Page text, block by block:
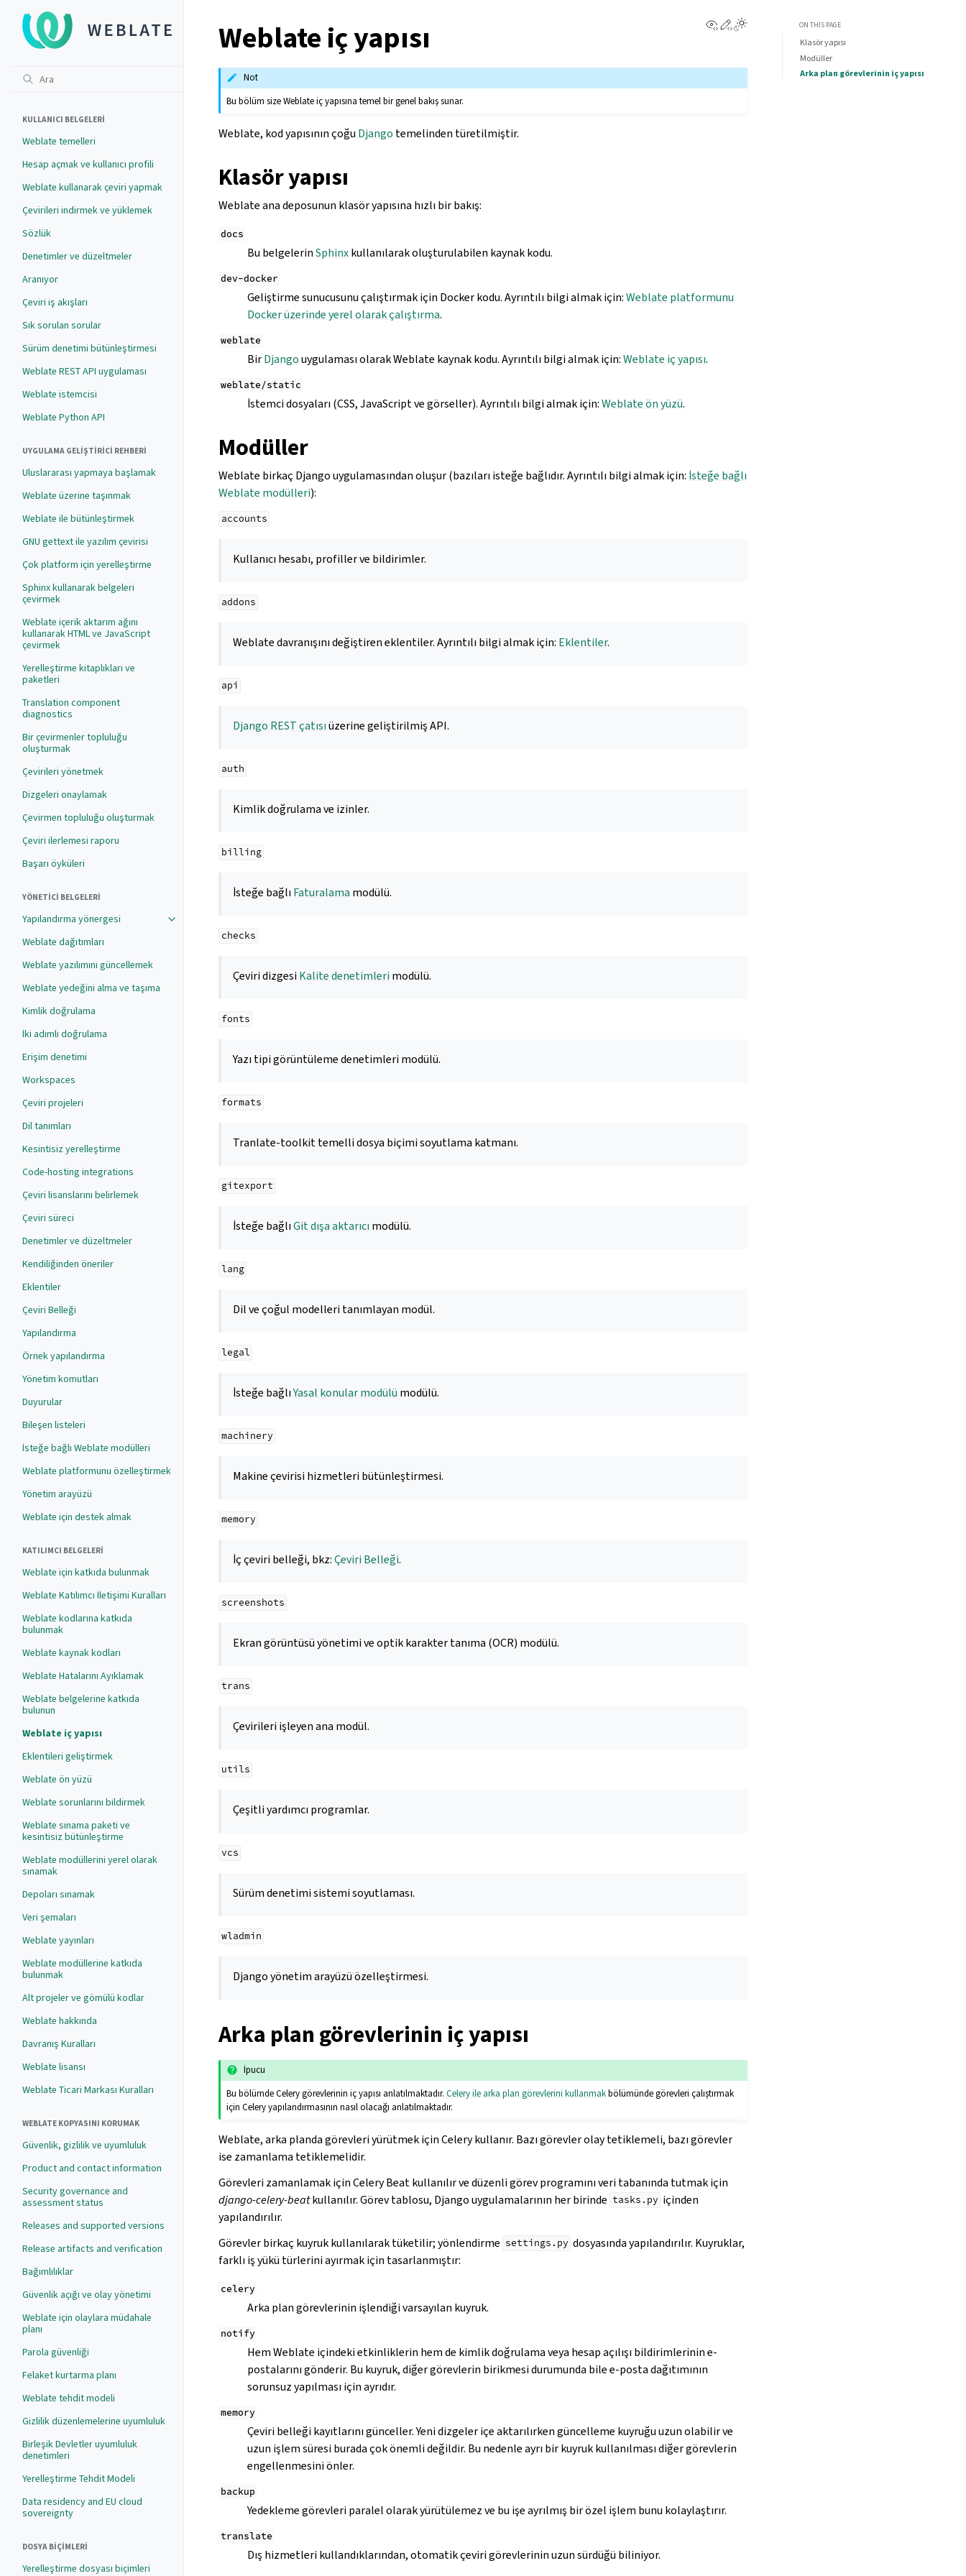
KULLANICI BELGELERI
Weblate temelleri
Hesap açmak ve kullanıcı profili
Weblate kullanarak çeviri yapmak
Çevirileri indirmek ve yüklemek
Sözlük
Denetimler ve düzeltmeler
Aranıyor
Çeviri iş akışları
Sık sorulan sorular
Sürüm denetimi bütünleştirmesi
Weblate REST API uygulaması
Weblate istemcisi
Weblate Python API
UYGULAMA GELIŞTIRICI REHBERI
Uluslararası yapmaya başlamak
Weblate üzerine taşınmak
Weblate ile bütünleştirmek
GNU gettext ile yazılım çevirisi
Çok platform için yerelleştirme
Sphinx kullanarak belgeleri
çevirmek
Weblate içerik aktarım ağını
kullanarak HTML ve JavaScript
çevirmek
Yerelleştirme kitaplıkları ve
paketleri
Translation component
diagnostics
Bir çevirmenler topluluğu
oluşturmak
Çevirileri yönetmek
Dizgeleri onaylamak
Çevirmen topluluğu oluşturmak
Çeviri ilerlemesi raporu
Başarı öyküleri
YÖNETICI BELGELERI
Yapılandırma yönergesi
Weblate dağıtımları
Weblate yazılımını güncellemek
Weblate yedeğini alma ve taşıma
Kimlik doğrulama
İki adımlı doğrulama
Erişim denetimi
Workspaces
Çeviri projeleri
Dil tanımları
Kesintisiz yerelleştirme
Code-hosting integrations
Çeviri lisanslarını belirlemek
Çeviri süreci
Denetimler ve düzeltmeler
Kendiliğinden öneriler
Eklentiler
Çeviri Belleği
Yapılandırma
Örnek yapılandırma
Yönetim komutları
Duyurular
Bileşen listeleri
İsteğe bağlı Weblate modülleri
Weblate platformunu özelleştirmek
Yönetim arayüzü
Weblate için destek almak
KATILIMCI BELGELERI
Weblate için katkıda bulunmak
Weblate Katılımcı İletişimi Kuralları
Weblate kodlarına katkıda
bulunmak
Weblate kaynak kodları
Weblate Hatalarını Ayıklamak
Weblate belgelerine katkıda
bulunun
Weblate iç yapısı
Eklentileri geliştirmek
Weblate ön yüzü
Weblate sorunlarını bildirmek
Weblate sınama paketi ve
kesintisiz bütünleştirme
Weblate modüllerini yerel olarak
sınamak
Depoları sınamak
Veri şemaları
Weblate yayınları
Weblate modüllerine katkıda
bulunmak
Alt projeler ve gömülü kodlar
Weblate hakkında
Davranış Kuralları
Weblate lisansı
Weblate Ticari Markası Kuralları
WEBLATE KOPYASINI KORUMAK
Güvenlik, gizlilik ve uyumluluk
Product and contact information
Security governance and
assessment status
Releases and supported versions
Release artifacts and verification
Bağımlılıklar
Güvenlik açığı ve olay yönetimi
Weblate için olaylara müdahale
planı
Parola güvenliği
Felaket kurtarma planı
Weblate tehdit modeli
Gizlilik düzenlemelerine uyumluluk
Birleşik Devletler uyumluluk
denetimleri
Yerelleştirme Tehdit Modeli
Data residency and EU cloud
sovereignty
DOSYA BIÇIMLERI
Yerelleştirme dosyası biçimleri
View this page
Edit this page
Weblate iç yapısı
Not
Bu bölüm size Weblate iç yapısına temel bir genel bakış sunar.
Weblate, kod yapısının çoğu Django temelinden türetilmiştir.
Klasör yapısı
Weblate ana deposunun klasör yapısına hızlı bir bakış:
docs
Bu belgelerinSphinxkullanılarak oluşturulabilen kaynak kodu.
dev-docker
Geliştirme sunucusunu çalıştırmak için Docker kodu. Ayrıntılı bilgi almak için:Weblate platformunu
Docker üzerinde yerel olarak çalıştırma.
weblate
BirDjangouygulaması olarak Weblate kaynak kodu. Ayrıntılı bilgi almak için:Weblate iç yapısı.
weblate/static
İstemci dosyaları (CSS, JavaScript ve görseller). Ayrıntılı bilgi almak için:Weblate ön yüzü.
Modüller
Weblate birkaç Django uygulamasından oluşur (bazıları isteğe bağlıdır. Ayrıntılı bilgi almak için: İsteğe bağlı
Weblate modülleri):
accounts
Kullanıcı hesabı, profiller ve bildirimler.
addons
Weblate davranışını değiştiren eklentiler. Ayrıntılı bilgi almak için: Eklentiler.
api
Django REST çatısıüzerine geliştirilmiş API.
auth
Kimlik doğrulama ve izinler.
billing
İsteğe bağlıFaturalama modülü.
checks
Çeviri dizgesiKalite denetimleri modülü.
fonts
Yazı tipi görüntüleme denetimleri modülü.
formats
Tranlate-toolkit temelli dosya biçimi soyutlama katmanı.
gitexport
İsteğe bağlıGit dışa aktarıcı modülü.
lang
Dil ve çoğul modelleri tanımlayan modül.
legal
İsteğe bağlıYasal konular modülü modülü.
machinery
Makine çevirisi hizmetleri bütünleştirmesi.
memory
İç çeviri belleği, bkz:Çeviri Belleği.
screenshots
Ekran görüntüsü yönetimi ve optik karakter tanıma (OCR) modülü.
trans
Çevirileri işleyen ana modül.
utils
Çeşitli yardımcı programlar.
vcs
Sürüm denetimi sistemi soyutlaması.
wladmin
Django yönetim arayüzü özelleştirmesi.
Arka plan görevlerinin iç yapısı
İpucu
Bu bölümde Celery görevlerinin iç yapısı anlatılmaktadır.Celery ile arka plan görevlerini kullanmakbölümünde görevleri çalıştırmak
için Celery yapılandırmasının nasıl olacağı anlatılmaktadır.
Weblate, arka planda görevleri yürütmek için Celery kullanır. Bazı görevler olay tetiklemeli, bazı görevler
ise zamanlama tetiklemelidir.
Görevleri zamanlamak için Celery Beat kullanılır ve düzenli görev programını veri tabanında tutmak için
django-celery-beatkullanılır. Görev tablosu, Django uygulamalarının her birinde tasks.py içinden
yapılandırılır.
Görevler birkaç kuyruk kullanılarak tüketilir; yönlendirme settings.py dosyasında yapılandırılır. Kuyruklar,
farklı iş yükü türlerini ayırmak için tasarlanmıştır:
celery
Arka plan görevlerinin işlendiği varsayılan kuyruk.
notify
Hem Weblate içindeki etkinliklerin hem de kimlik doğrulama veya hesap açılışı bildirimlerinin e-
postalarını gönderir. Bu kuyruk, diğer görevlerin birikmesi durumunda bile e-posta dağıtımının
sorunsuz yapılması için ayrıdır.
memory
Çeviri belleği kayıtlarını günceller. Yeni dizgeler içe aktarılırken güncelleme kuyruğu uzun olabilir ve
uzun işlem süresi burada çok önemli değildir. Bu nedenle ayrı bir kuyruk kullanılması diğer görevlerin
engellenmesini önler.
backup
Yedekleme görevleri paralel olarak yürütülemez ve bu işe ayrılmış bir özel işlem bunu kolaylaştırır.
translate
Dış hizmetleri kullandıklarından, otomatik çeviri görevlerinin uzun sürdüğü biliniyor.
ON THIS PAGE
Klasör yapısı
Modüller
Arka plan görevlerinin iç yapısı